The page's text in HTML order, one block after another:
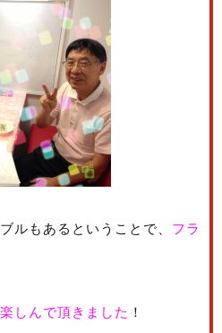
ルもあるということで、 フラ
しんで頂きました ！